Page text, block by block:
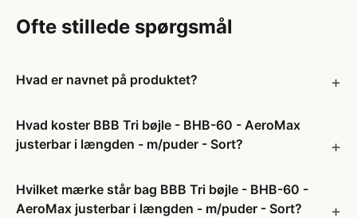
Ofte stillede spørgsmål
Hvad er navnet på produktet?
Hvad koster BBB Tri bøjle - BHB-60 - AeroMax
justerbar i længden - m/puder - Sort?
Hvilket mærke står bag BBB Tri bøjle - BHB-60 -
AeroMax justerbar i længden - m/puder - Sort?